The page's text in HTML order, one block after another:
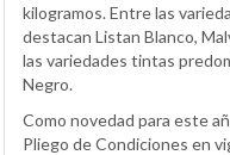
kilogramos. Entre las
destacan Listan Blanco,
las variedades tintas
Negro.
Como novedad para este
Pliego de Condiciones en